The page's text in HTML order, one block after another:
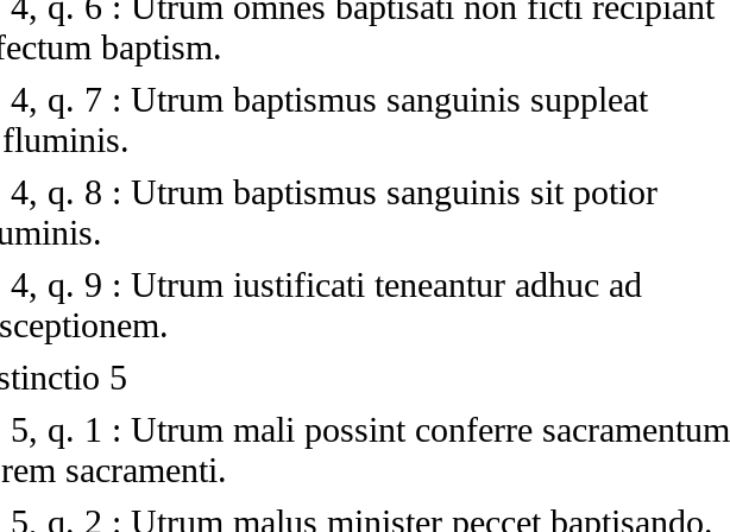
baptism.
q. 7: Utrum baptismus sanguinis suppleat
q. 8 : Utrum baptismus sanguinis sit potior
q. 9 : Utrum iustificati teneantur adhuc ad
5
q. 1 : Utrum mali possint conferre sacramentum
sacramenti.
q. 2 : Utrum malus minister peccet baptisando.